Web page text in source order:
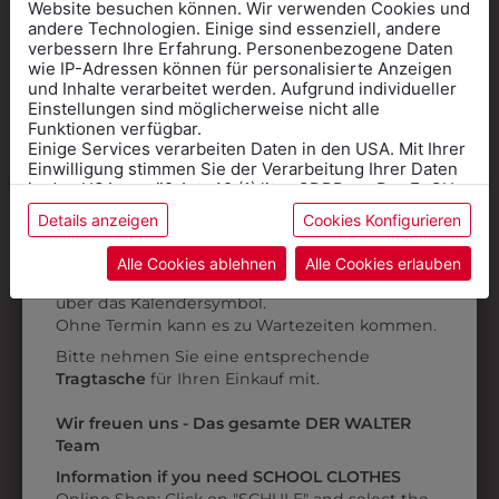
315010111
PANTOFFEL SAN
DUTY
€ 105,90
315010112
PANTOFFEL SAN
DUTY
€ 105,90
ZULETZT ANGESEHEN
Website besuchen können. Wir verwenden Cookies und
andere Technologien. Einige sind essenziell, andere
verbessern Ihre Erfahrung. Personenbezogene Daten
wie IP-Adressen können für personalisierte Anzeigen
und Inhalte verarbeitet werden. Aufgrund individueller
Einstellungen sind möglicherweise nicht alle
Funktionen verfügbar.
Einige Services verarbeiten Daten in den USA. Mit Ihrer
Einwilligung stimmen Sie der Verarbeitung Ihrer Daten
in den USA gemäß Art. 49 (1) lit. a GDPR zu. Der EuGH
stuft die USA als Land mit unzureichendem Datenschutz
ein, und es besteht das Risiko, dass US-Behörden
Daten ohne Klagemöglichkeit für Europäer überwachen.
Datenschutzerklärungbzw. im
Details anzeigen Cookies Konfigurieren
Alle Cookies ablehnen Alle Cookies erlauben
Informationen wenn Sie
Kleidung
für die SCHULE
benötigen
Online Shop: Klick auf SCHULE in der
Kategorie und die richtige Schule auswählen.
AnprobeVorort im Geschäft: Termin buchen
über das Kalendersymbol.
Ohne Termin kann es zu Wartezeiten kommen.
Bitte nehmen Sie eine entsprechende
Tragtasche für Ihren Einkauf mit.
Wir freuen uns - Das gesamte DER WALTER
Team
Information if you need SCHOOL CLOTHES